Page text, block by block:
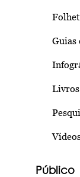
Guias
Público